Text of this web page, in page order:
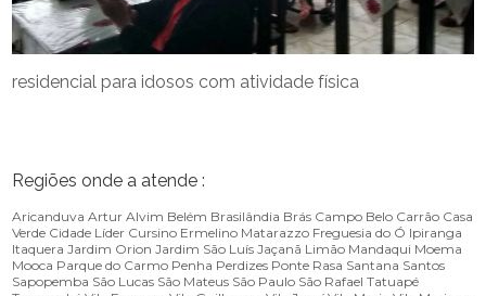
residencial para idosos com atividade física
Regiões onde a atende :
Aricanduva Artur Alvim Belém Brasilândia Brás Campo Belo Carrão Casa
Verde Cidade Líder Cursino Ermelino Matarazzo Freguesia do Ó Ipiranga
Itaquera Jardim Orion Jardim São Luís Jaçanã Limão Mandaqui Moema
Mooca Parque do Carmo Penha Perdizes Ponte Rasa Santana Santos
Sapopemba São Lucas São Mateus São Paulo São Rafael Tatuapé